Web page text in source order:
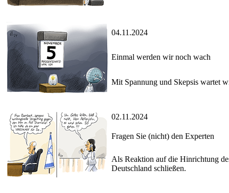
04.11.2024
Einmal werden wir noch wach
Mit Spannung und Skepsis wartet
02.11.2024
Fragen Sie (nicht) den Experten
Als Reaktion auf die Hinrichtung
Deutschland schließen.